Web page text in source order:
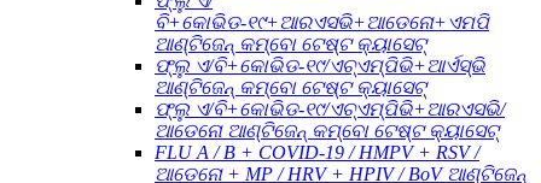
ବି+କୋଭିଡ-୧୯+ଆରଏସଭି+ଆଡେନୋ+ଏମପି
ଆଣ୍ଟିଜେନ୍ କମ୍ବୋ ଟେଷ୍ଟ କ୍ୟାସେଟ୍
ଫ୍ଲୁ ଏ/ବି+କୋଭିଡ-୧୯/ଏଚ୍ଏମ୍ପିଭି+ଆର୍ଏସ୍ଭି
ଆଣ୍ଟିଜେନ୍ କମ୍ବୋ ଟେଷ୍ଟ କ୍ୟାସେଟ୍
ଫ୍ଲୁ ଏ/ବି+କୋଭିଡ-୧୯/ଏଚ୍ଏମ୍ପିଭି+ଆରଏସଭି/
ଆଡେନୋ ଆଣ୍ଟିଜେନ୍ କମ୍ବୋ ଟେଷ୍ଟ କ୍ୟାସେଟ୍
FLU A / B + COVID-19 / HMPV + RSV /
ଆଡେନୋ + MP / HRV + HPIV / BoV ଆଣ୍ଟିଜେନ୍